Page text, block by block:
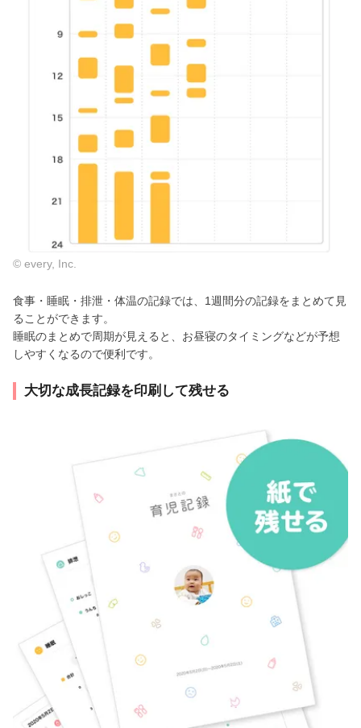
© every, Inc.
食事・睡眠・排泄・体温の記録では、1週間分の記録をまとめて見
ることができます。
睡眠のまとめで周期が見えると、お昼寝のタイミングなどが予想
しやすくなるので便利です。
大切な成長記録を印刷して残せる